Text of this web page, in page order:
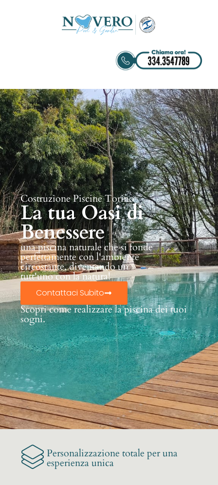
Costruzione Piscine Torino
La tua Oasi di
Benessere
una piscina naturale che si fonde
perfettamente con l'ambiente
circostante, diventando un
tutt'uno con la natura!
Contattaci Subito
Scopri come realizzare la piscina dei tuoi
sogni.
Personalizzazione totale per una
esperienza unica